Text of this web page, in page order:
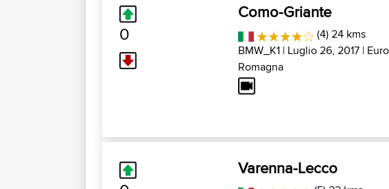
0
Como-Griante
(4) 24 kms
BMW_K1 | Luglio 26, 2017 |
Romagna
Varenna-Lecco